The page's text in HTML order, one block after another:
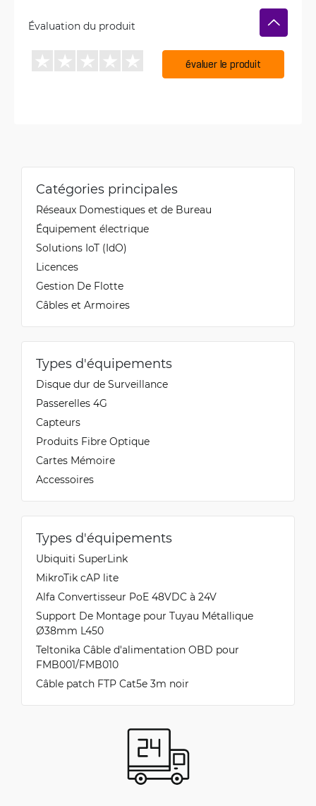
Évaluation du produit
évaluer le produit
Catégories principales
Réseaux Domestiques et de Bureau
Équipement électrique
Solutions IoT (IdO)
Licences
Gestion De Flotte
Câbles et Armoires
Types d'équipements
Disque dur de Surveillance
Passerelles 4G
Capteurs
Produits Fibre Optique
Cartes Mémoire
Accessoires
Types d'équipements
Ubiquiti SuperLink
MikroTik cAP lite
Alfa Convertisseur PoE 48VDC à 24V
Support De Montage pour Tuyau Métallique
Ø38mm L450
Teltonika Câble d'alimentation OBD pour
FMB001/FMB010
Câble patch FTP Cat5e 3m noir